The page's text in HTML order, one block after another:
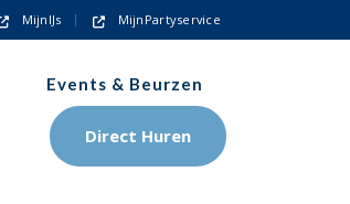
MijnIJs MijnPartyservice
Events & Beurzen
Direct Huren